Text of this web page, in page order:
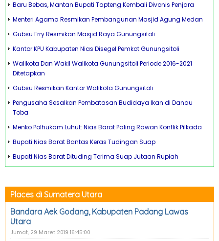
Baru Bebas, Mantan Bupati Tapteng Kembali Divonis Penjara
Menteri Agama Resmikan Pembangunan Masjid Agung Medan
Gubsu Erry Resmikan Masjid Raya Gunungsitoli
Kantor KPU Kabupaten Nias Disegel Pemkot Gunungsitoli
Walikota Dan Wakil Walikota Gunungsitoli Periode 2016-2021
Ditetapkan
Gubsu Resmikan Kantor Walikota Gunungsitoli
Pengusaha Sesalkan Pembatasan Budidaya Ikan di Danau
Toba
Menko Polhukam Luhut: Nias Barat Paling Rawan Konflik Pilkada
Bupati Nias Barat Bantas Keras Tudingan Suap
Bupati Nias Barat Dituding Terima Suap Jutaan Rupiah
Places di Sumatera Utara
Bandara Aek Godang, Kabupaten Padang Lawas
Utara
Jumat, 29 Maret 2019 16:45:00